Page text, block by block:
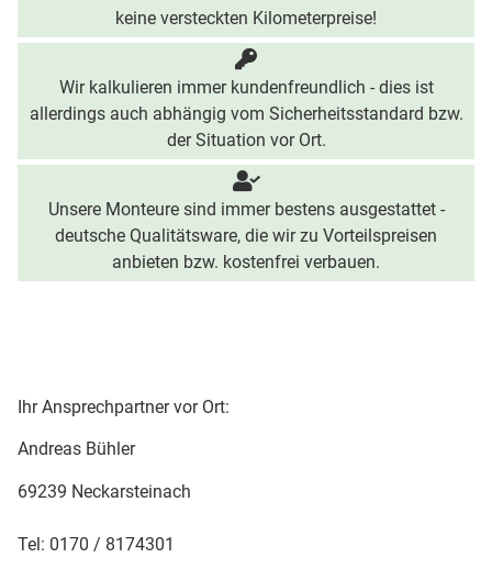
keine versteckten Kilometerpreise!
Wir kalkulieren immer kundenfreundlich - dies ist
allerdings auch abhängig vom Sicherheitsstandard bzw.
der Situation vor Ort.
Unsere Monteure sind immer bestens ausgestattet -
deutsche Qualitätsware, die wir zu Vorteilspreisen
anbieten bzw. kostenfrei verbauen.
Ihr Ansprechpartner vor Ort:
Andreas Bühler
69239 Neckarsteinach
Tel: 0170 / 8174301